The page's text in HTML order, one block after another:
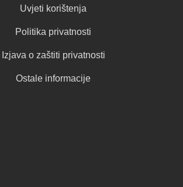
Uvjeti korištenja
Politika privatnosti
Izjava o zaštiti privatnosti
Ostale informacije